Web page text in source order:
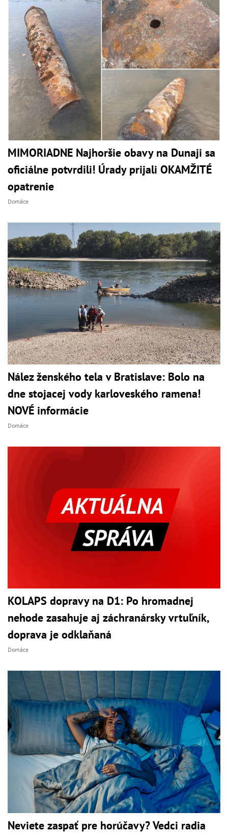
MIMORIADNE Najhoršie obavy na Dunaji sa
oficiálne potvrdili! Úrady prijali OKAMŽITÉ
opatrenie
Domáce
Nález ženského tela v Bratislave: Bolo na
dne stojacej vody karloveského ramena!
NOVÉ informácie
Domáce
KOLAPS dopravy na D1: Po hromadnej
nehode zasahuje aj záchranársky vrtuľník,
doprava je odklaňaná
Domáce
Neviete zaspať pre horúčavy? Vedci radia